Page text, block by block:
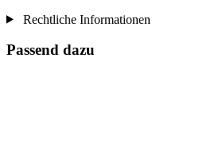
Rechtliche Informationen
Passend dazu